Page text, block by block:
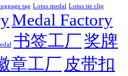
tag Lotus medal Lotus tie clip
Medal Factory
书签工厂奖牌
章工厂 皮带扣